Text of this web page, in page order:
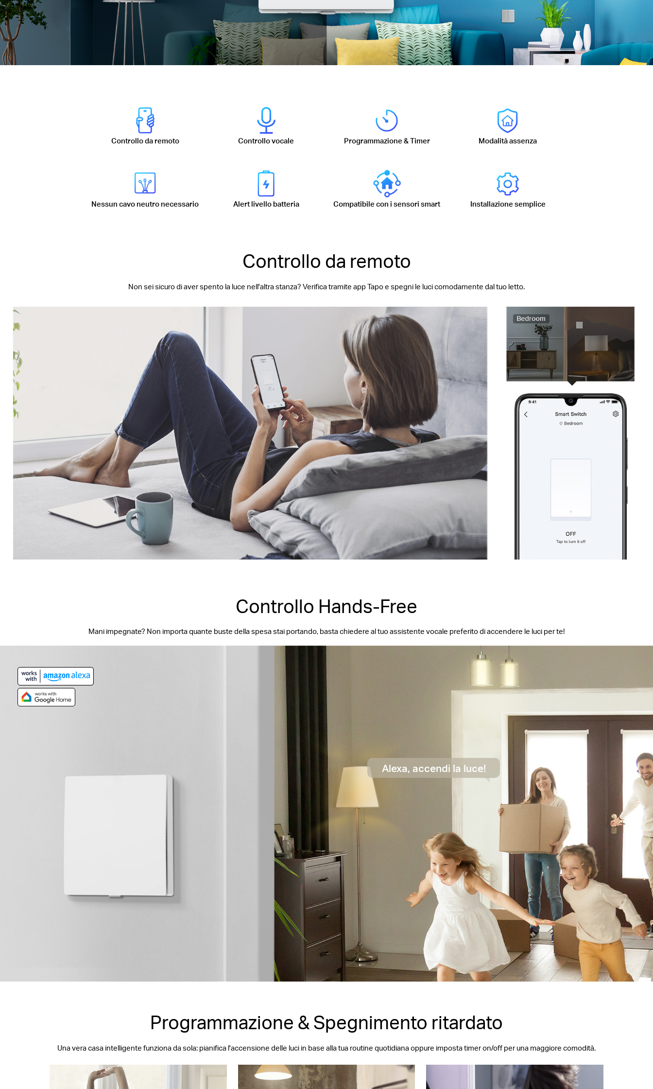
Controllo da remoto Controllo vocale Programmazione & Timer Modalità assenza
Nessun cavo neutro necessario Alert livello batteria Compatibile con i sensori smart Installazione semplice
Controllo da remoto
Non sei sicuro di aver spento la luce nell'altra stanza? Verifica tramite app Tapo e spegni le luci comodamente dal tuo letto.
Controllo Hands-Free
Mani impegnate? Non importa quante buste della spesa stai portando, basta chiedere al tuo assistente vocale preferito di accendere le luci per te!
Alexa, accendi la luce!
Programmazione & Spegnimento ritardato
Una vera casa intelligente funziona da sola: pianifica l'accensione delle luci in base alla tua routine quotidiana oppure imposta timer on/off per una maggiore comodità.